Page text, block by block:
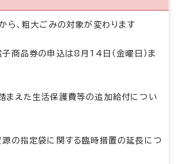
ら、粗大ごみの対象が変わります
子商品券の申込は8月14日（金曜日）ま
まえた生活保護費等の追加給付につい
源の指定袋に関する臨時措置の延長につ